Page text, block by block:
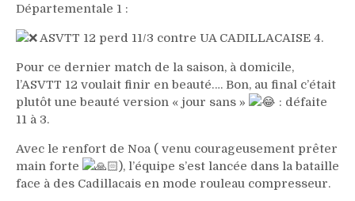
Départementale 1 :
ASVTT 12 perd 11/3 contre UA CADILLACAISE 4.
Pour ce dernier match de la saison, à domicile,
l’ASVTT 12 voulait finir en beauté…. Bon, au final c’était
plutôt une beauté version « jour sans »
: défaite
11 à 3.
Avec le renfort de Noa ( venu courageusement prêter
main forte
), l’équipe s’est lancée dans la bataille
face à des Cadillacais en mode rouleau compresseur.